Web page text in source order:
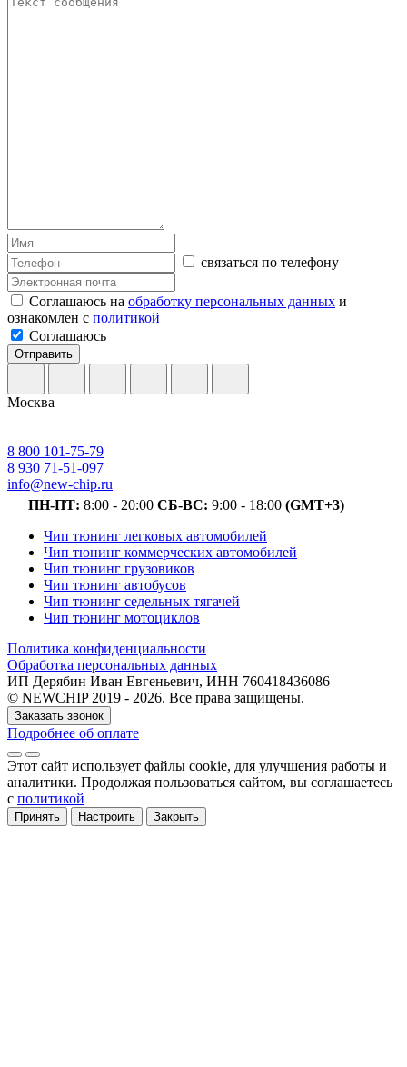
связаться по телефону
Соглашаюсь на обработку персональных данных и
ознакомлен с политикой
Соглашаюсь
Отправить
Москва
8 800 101-75-79
8 930 71-51-097
info@new-chip.ru
ПН-ПТ: 8:00 - 20:00 СБ-ВС: 9:00 - 18:00 (GMT+3)
Чип тюнинг легковых автомобилей
Чип тюнинг коммерческих автомобилей
Чип тюнинг грузовиков
Чип тюнинг автобусов
Чип тюнинг седельных тягачей
Чип тюнинг мотоциклов
Политика конфиденциальности
Обработка персональных данных
ИП Дерябин Иван Евгеньевич, ИНН 760418436086
© NEWCHIP 2019 - 2026. Все права защищены.
Заказать звонок
Подробнее об оплате
Этот сайт использует файлы cookie, для улучшения работы и
аналитики. Продолжая пользоваться сайтом, вы соглашаетесь
с политикой
Принять Настроить Закрыть